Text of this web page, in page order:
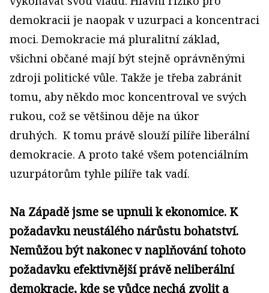
demokracii je naopak v uzurpaci a koncentraci
moci. Demokracie má pluralitní základ,
všichni občané mají být stejně oprávněnými
zdroji politické vůle. Takže je třeba zabránit
tomu, aby někdo moc koncentroval ve svých
rukou, což se většinou děje na úkor
druhých. K tomu právě slouží pilíře liberální
demokracie. A proto také všem potenciálním
uzurpátorům tyhle pilíře tak vadí.
Na Západě jsme se upnuli k ekonomice. K
požadavku neustálého nárůstu bohatství.
Nemůžou být nakonec v naplňování tohoto
požadavku efektivnější právě neliberální
demokracie, kde se vůdce nechá zvolit a